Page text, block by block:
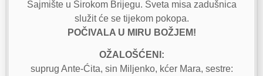
Sajmište u Širokom Brijegu. Sveta misa zadušnica
služit će se tijekom pokopa.
POČIVALA U MIRU BOŽJEM!
OŽALOŠĆENI:
suprug Ante-Ćita, sin Miljenko, kćer Mara, sestre: